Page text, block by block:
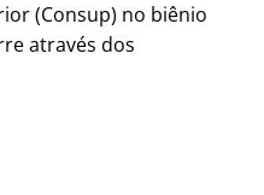
(Consup) no biênio
através dos